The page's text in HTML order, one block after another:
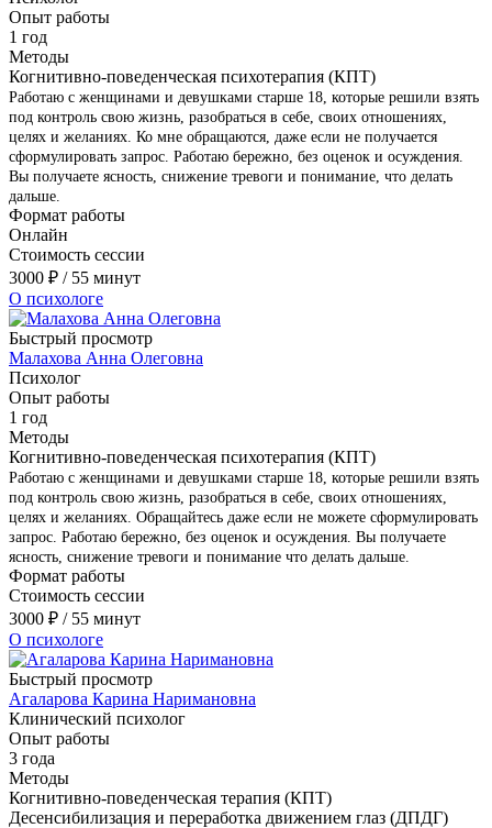
Опыт работы
1 год
Методы
Когнитивно-поведенческая психотерапия (КПТ)
Работаю с женщинами и девушками старше 18, которые решили взять
под контроль свою жизнь, разобраться в себе, своих отношениях,
целях и желаниях. Ко мне обращаются, даже если не получается
сформулировать запрос. Работаю бережно, без оценок и осуждения.
Вы получаете ясность, снижение тревоги и понимание, что делать
дальше.
Формат работы
Онлайн
Стоимость сессии
3000 ₽ / 55 минут
О психологе
Быстрый просмотр
Малахова Анна Олеговна
Психолог
Опыт работы
1 год
Методы
Когнитивно-поведенческая психотерапия (КПТ)
Работаю с женщинами и девушками старше 18, которые решили взять
под контроль свою жизнь, разобраться в себе, своих отношениях,
целях и желаниях. Обращайтесь даже если не можете сформулировать
запрос. Работаю бережно, без оценок и осуждения. Вы получаете
ясность, снижение тревоги и понимание что делать дальше.
Формат работы
Стоимость сессии
3000 ₽ / 55 минут
О психологе
Быстрый просмотр
Агаларова Карина Наримановна
Клинический психолог
Опыт работы
3 года
Методы
Когнитивно-поведенческая терапия (КПТ)
Десенсибилизация и переработка движением глаз (ДПДГ)